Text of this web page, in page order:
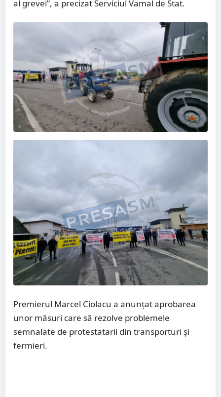
al grevei”, a precizat Serviciul Vamal de Stat.
Premierul Marcel Ciolacu a anunțat aprobarea
unor măsuri care să rezolve problemele
semnalate de protestatarii din transporturi și
fermieri.